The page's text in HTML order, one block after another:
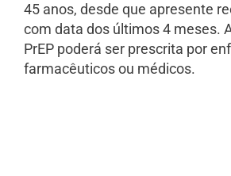
45 anos, desde que apresente
com data dos últimos 4 meses.
PrEP poderá ser prescrita por
farmacêuticos ou médicos.